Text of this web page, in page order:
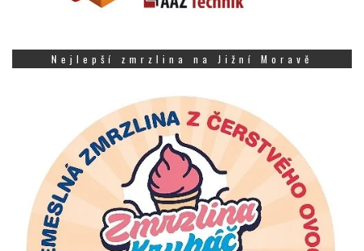
Nejlepší zmrzlina na Jižní Moravě